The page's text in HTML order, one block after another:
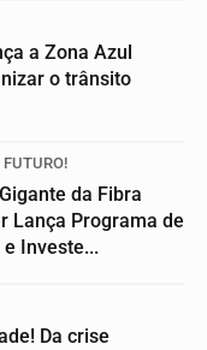
a Zona Azul
o trânsito
da Fibra
Lança Programa de
Investe...
Da crise